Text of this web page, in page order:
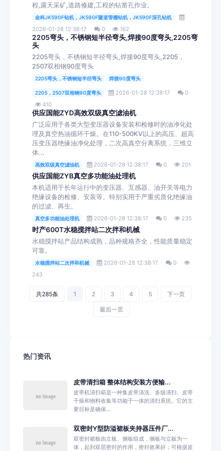
程,露天采矿,道路修建,工程的钻凿孔作业。
金科JK590F钻机，JK590F隧道管棚钻机，JK590F深孔钻机
2026-01-28 12:38:17 0 162
2205弯头，不锈钢短半径弯头,焊接90度弯头,2205弯
头
2205弯头，不锈钢短半径弯头,焊接90度弯头,2205，
2507双相钢90度弯头
2205弯头，不锈钢短半径弯头 焊接90度弯头
2205，2507双相钢90度弯头 2026-01-28 12:38:17
0
410
供应国能ZYD高效双级真空滤油机
广泛应用于各类大型变压器设备安装和检修时的油净化处
理及真空热油循环干燥。在110-500KV以上的高压、超高
压变压器绝缘油净化处理，二次高真空分离系统，三维立
体...
高效双级真空滤油机 2026-01-28 12:38:17 0 201
供应国能ZYB真空多功能油处理机
本机适用于长年运行中的变压器、互感器、油开关等电力
绝缘设备的检修、安装等。特别实用于严重劣质化绝缘油
的过滤、再生。
真空多功能油处理机 2026-01-28 12:38:17 0 235
时产600T水稳搅拌站二次拌和机械
水稳搅拌站产品结构成熟，品种规格齐全，性能质量稳定
可靠。
水稳搅拌站二次拌和机械 2026-01-28 12:38:17
0
243
共285条 1 2 3 4 5 下一页
最后一页
热门资讯
皮带清扫箱 整体结构安装方便输...
皮带机清扫箱是一种集皮带清洗、多级清扫、皮带
干燥和物料收集等功能于一体的清扫系统。它的主
要目标是确保...
双密封Y型防溢裙板夹持器压件厂...
双密封裙板由立板、侧板组成，侧板与立板为一
体，起到双层密封的作用，密封效果好；可根据皮